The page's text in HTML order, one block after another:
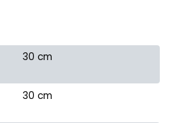
30 cm
30 cm